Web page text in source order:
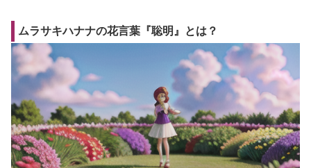
ムラサキハナナの花言葉『聡明』とは？